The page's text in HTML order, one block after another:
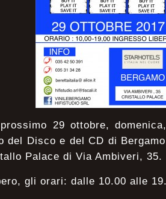
29 ottobre,
del Disco e del CD di
Palace di Via Ambiveri, 35.
gli orari: dalle 10.00 alle